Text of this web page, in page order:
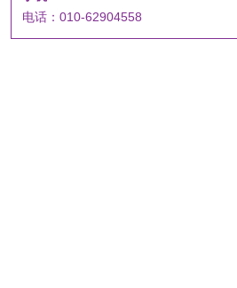
电话：010-62904558